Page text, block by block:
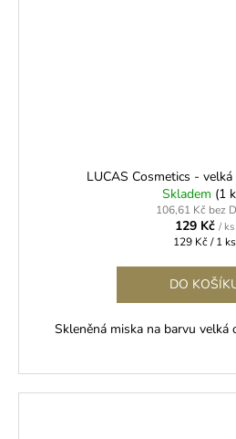
LUCAS Cosmetics -
Skladem (1
106,61 Kč bez
129 Kč / ks
Měrná
129 Kč / 1 ks
DO
Skleněná miska na barvu velká